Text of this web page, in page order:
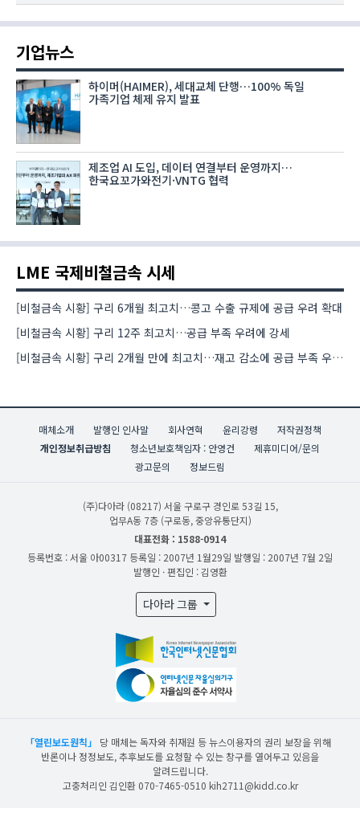
기업뉴스
하이머(HAIMER), 세대교체 단행…100% 독일
가족기업 체제 유지 발표
제조업 AI 도입, 데이터 연결부터 운영까지…
한국요꼬가와전기·VNTG 협력
LME 국제비철금속 시세
[비철금속 시황] 구리 6개월 최고치…콩고 수출 규제에 공급 우려 확대
[비철금속 시황] 구리 12주 최고치…공급 부족 우려에 강세
[비철금속 시황] 구리 2개월 만에 최고치…재고 감소에 공급 부족 우려 확대
매체소개 발행인 인사말 회사연혁 윤리강령
저작권정책
개인정보취급방침
청소년보호책임자 : 안영건
제휴미디어/문의
광고문의
정보드림
(주)다아라 (08217) 서울 구로구 경인로 53길 15,
업무A동 7층 (구로동, 중앙유통단지)
대표전화 : 1588-0914
등록번호 : 서울 아00317 등록일 : 2007년 1월29일 발행일 : 2007년 7월 2일
발행인 · 편집인 : 김영환
다아라 그룹
「열린보도원칙」
당 매체는 독자와 취재원 등 뉴스이용자의 권리 보장을 위해
반론이나 정정보도, 추후보도를 요청할 수 있는 창구를 열어두고 있음을
알려드립니다.
고충처리인 김인환 070-7465-0510 kih2711@kidd.co.kr